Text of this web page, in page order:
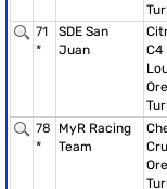
71
*
SDE San
Juan
C4
78
*
MyR Racing
Team